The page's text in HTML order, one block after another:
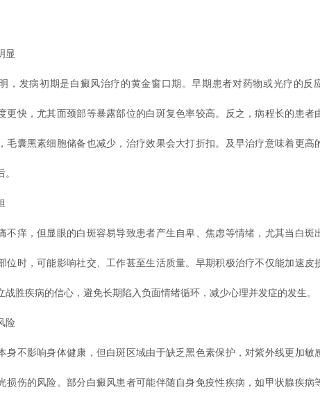
显
发病初期是白癜风治疗的黄金窗口期。早期患者对药物或光疗的反
更快，尤其面颈部等暴露部位的白斑复色率较高。反之，病程长的患者
毛囊黑素细胞储备也减少，治疗效果会大打折扣。及早治疗意味着更高
痒，但显眼的白斑容易导致患者产生自卑、焦虑等情绪，尤其当白斑
位时，可能影响社交、工作甚至生活质量。早期积极治疗不仅能加速皮
战胜疾病的信心，避免长期陷入负面情绪循环，减少心理并发症的发生。
险
不影响身体健康，但白斑区域由于缺乏黑色素保护，对紫外线更加敏
损伤的风险。部分白癜风患者可能伴随自身免疫性疾病，如甲状腺疾病